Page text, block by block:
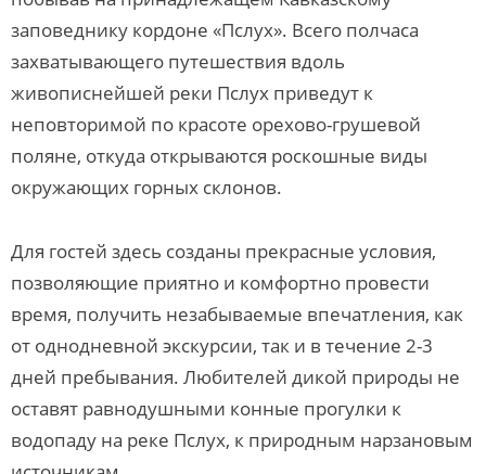
заповеднику кордоне «Пслух». Всего полчаса
захватывающего путешествия вдоль
живописнейшей реки Пслух приведут к
неповторимой по красоте орехово-грушевой
поляне, откуда открываются роскошные виды
окружающих горных склонов.
Для гостей здесь созданы прекрасные условия,
позволяющие приятно и комфортно провести
время, получить незабываемые впечатления, как
от однодневной экскурсии, так и в течение 2-3
дней пребывания. Любителей дикой природы не
оставят равнодушными конные прогулки к
водопаду на реке Пслух, к природным нарзановым